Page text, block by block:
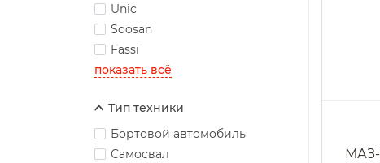
Unic
Soosan
Fassi
показать всё
Тип техники
Бортовой автомобиль
Самосвал
МАЗ-